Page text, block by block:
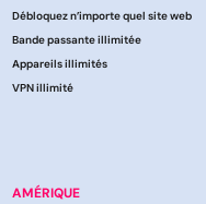
Débloquez n’importe quel site web
Bande passante illimitée
Appareils illimités
VPN illimité
AMÉRIQUE